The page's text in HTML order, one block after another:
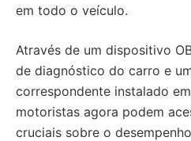
em todo o veículo.
Através de um dispositivo
de diagnóstico do carro e
correspondente instalado
motoristas agora podem
cruciais sobre o